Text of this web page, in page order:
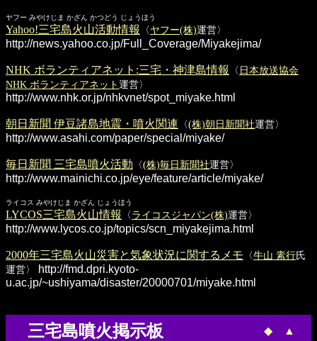
ヤフー みやけじま かざん かつどう じょうほう
Yahoo!三宅島火山活動情報 〈ヤフー(株)運営〉
http://news.yahoo.co.jp/Full_Coverage/Miyakejima/
NHK ボランティアネット:三宅・神津島情報 〈 日本放送協会
NHK ボランティアネット運営〉
http://www.nhk.or.jp/nhkvnet/spot_miyake.html
朝日新聞 伊豆諸島地震・噴火関連 〈(株)朝日新聞社運営〉
http://www.asahi.com/paper/special/miyake/
毎日新聞 三宅島噴火活動 〈(株)毎日新聞社運営〉
http://www.mainichi.co.jp/eye/feature/article/miyake/
ライコス みやけじま かざん じょうほう
LYCOS三宅島火山情報 〈ライコスジャパン(株)運営〉
http://www.lycos.co.jp/topics/scn_miyakejima.html
2000年三宅島火山災害と気象状況に関するメモ 〈牛山 素行氏
運営〉
http://fmd.dpri.kyoto-
u.ac.jp/~ushiyama/disaster/20000701/miyake.html
三宅島噴火掲示板 ◆ ▲